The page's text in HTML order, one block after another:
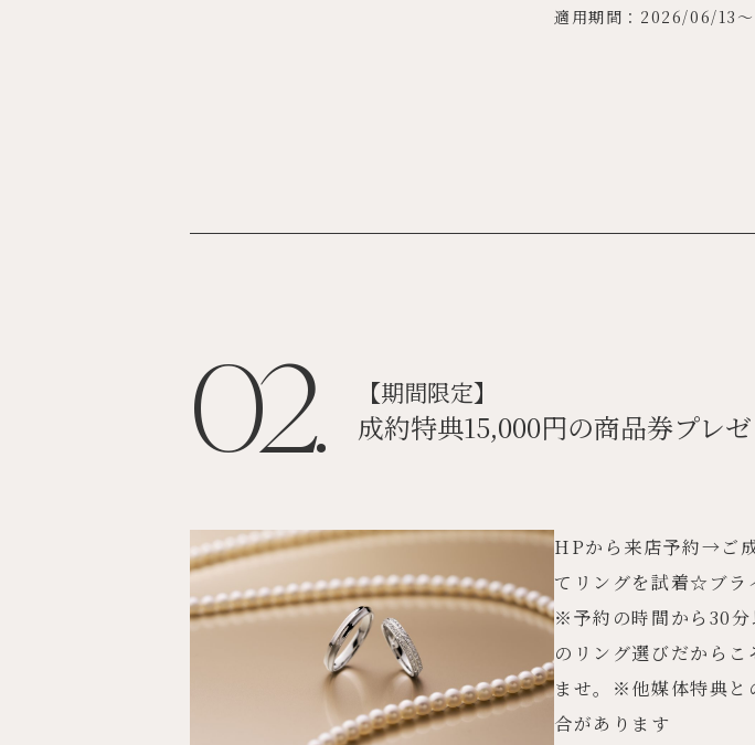
適用期間：2026/06/13
02. 【期間限定】
成約特典15,000円の商品券プレ
HPから来店予約→ご
てリングを試着☆ブラ
※予約の時間から30分
のリング選びだから
ませ。※他媒体特典と
合があります